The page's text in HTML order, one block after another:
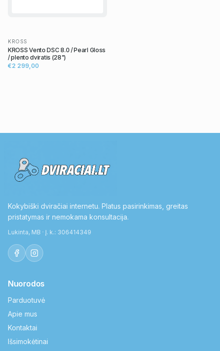
KROSS
KROSS Vento DSC 8.0 / Pearl Gloss
/ plento dviratis (28")
€2 299,00
Kokybiški dviračiai internetu. Platus pasirinkimas, greitas
pristatymas ir nemokama konsultacija.
Lukinta, MB · Į. k.: 306414349
Nuorodos
Parduotuvė
Apie mus
Kontaktai
Išsimokėtinai